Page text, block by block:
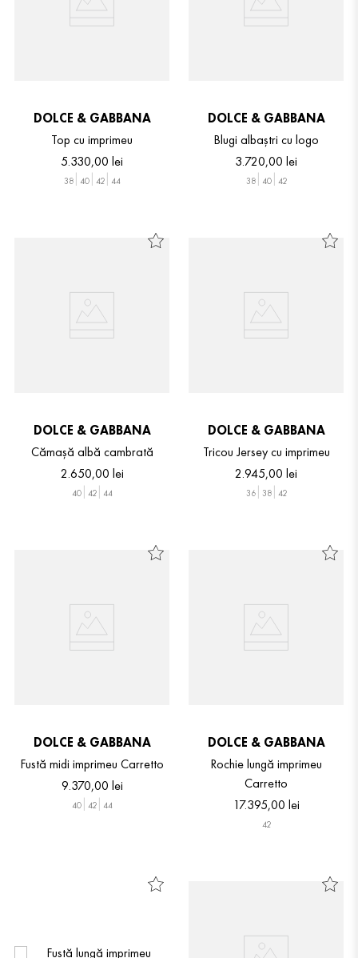
DOLCE & GABBANA
Top cu imprimeu
5.330,00 lei
38 40 42 44
DOLCE & GABBANA
Blugi albaștri cu logo
3.720,00 lei
38 40 42
DOLCE & GABBANA
Cămașă albă cambrată
2.650,00 lei
40 42 44
DOLCE & GABBANA
Tricou Jersey cu imprimeu
2.945,00 lei
36 38 42
DOLCE & GABBANA
Fustă midi imprimeu Carretto
9.370,00 lei
40 42 44
DOLCE & GABBANA
Rochie lungă imprimeu
Carretto
17.395,00 lei
42